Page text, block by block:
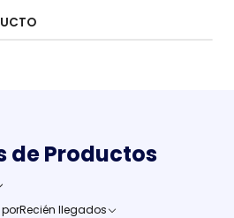
de Productos
Recién llegados